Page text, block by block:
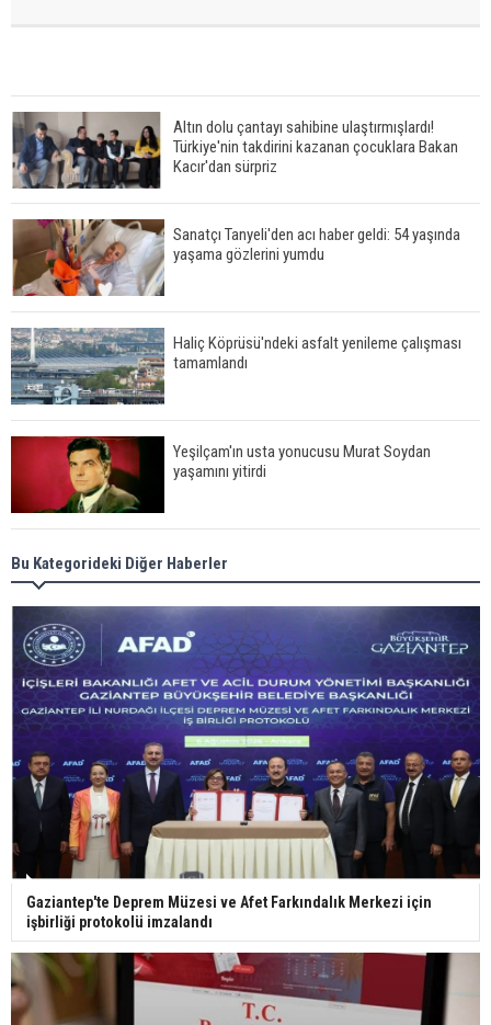
Altın dolu çantayı sahibine ulaştırmışlardı!
Türkiye'nin takdirini kazanan çocuklara Bakan
Kacır'dan sürpriz
Sanatçı Tanyeli'den acı haber geldi: 54 yaşında
yaşama gözlerini yumdu
Haliç Köprüsü'ndeki asfalt yenileme çalışması
tamamlandı
Yeşilçam'ın usta yonucusu Murat Soydan
yaşamını yitirdi
Meral Akşener ile Müsavat Dervişoğlu cenazede
görüntülendi
29 Mayıs okullar tatil mi?
Bilim kurgu gerçekleşiyor... Dondurulmuş
insanları hayata döndürecek keşif
Ünlü türkücü Mahmut Tuncer estetik operasyon
geçirdi: Son hali gündem oldu
Yerli turist 229,7 milyar lira seyahat harcaması
yaptı
Bu Kategorideki Diğer Haberler
Gaziantep'te Deprem Müzesi ve Afet Farkındalık Merkezi için
işbirliği protokolü imzalandı